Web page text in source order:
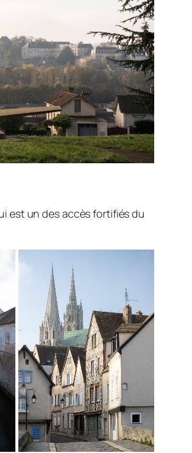
est un des accès fortifiés du